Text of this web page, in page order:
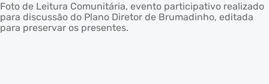
Foto de Leitura Comunitária, evento participativo realizado
para discussão do Plano Diretor de Brumadinho, editada
para preservar os presentes.